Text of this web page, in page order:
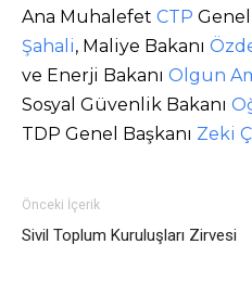
Ana Muhalefet CTP
Şahali, Maliye Bakanı
ve Enerji Bakanı Olgun
Sosyal Güvenlik Bakanı
TDP Genel Başkanı Zeki
Önceki İçerik
Sivil Toplum Kuruluşları Zirvesi